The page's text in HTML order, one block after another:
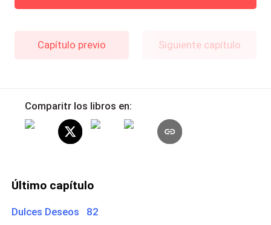
Capítulo previo Siguiente capítulo
Comparitr los libros en:
Último capítulo
Dulces Deseos 82